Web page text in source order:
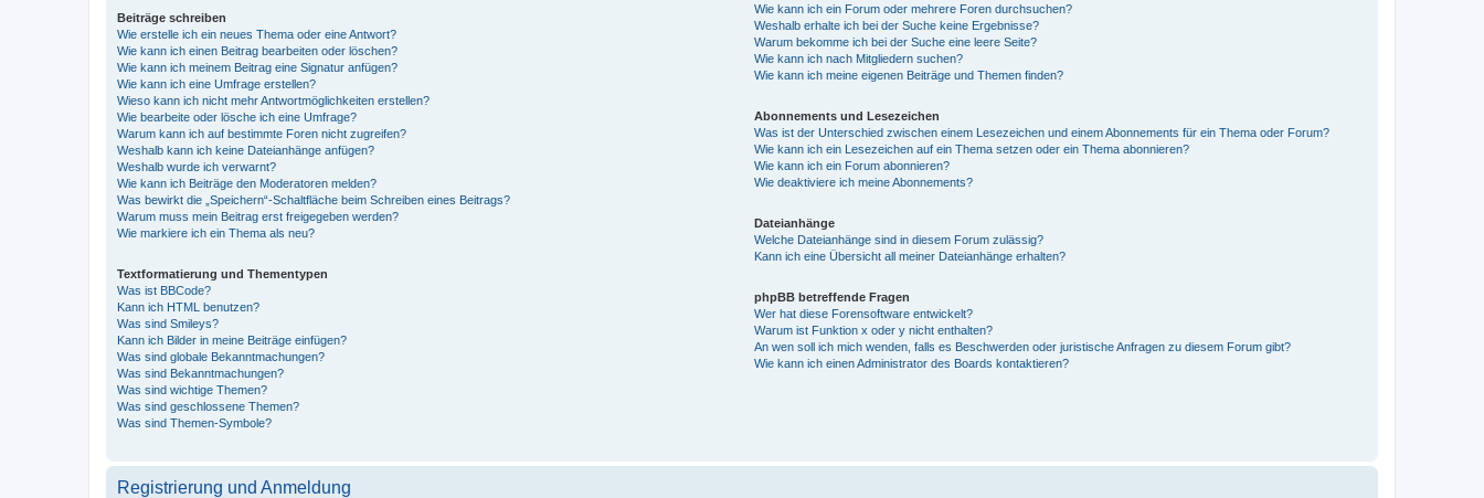
Beiträge schreiben
Wie erstelle ich ein neues Thema oder eine Antwort?
Wie kann ich einen Beitrag bearbeiten oder löschen?
Wie kann ich meinem Beitrag eine Signatur anfügen?
Wie kann ich eine Umfrage erstellen?
Wieso kann ich nicht mehr Antwortmöglichkeiten erstellen?
Wie bearbeite oder lösche ich eine Umfrage?
Warum kann ich auf bestimmte Foren nicht zugreifen?
Weshalb kann ich keine Dateianhänge anfügen?
Weshalb wurde ich verwarnt?
Wie kann ich Beiträge den Moderatoren melden?
Was bewirkt die „Speichern“-Schaltfläche beim Schreiben eines Beitrags?
Warum muss mein Beitrag erst freigegeben werden?
Wie markiere ich ein Thema als neu?
Textformatierung und Thementypen
Was ist BBCode?
Kann ich HTML benutzen?
Was sind Smileys?
Kann ich Bilder in meine Beiträge einfügen?
Was sind globale Bekanntmachungen?
Was sind Bekanntmachungen?
Was sind wichtige Themen?
Was sind geschlossene Themen?
Was sind Themen-Symbole?
Wie kann ich ein Forum oder mehrere Foren durchsuchen?
Weshalb erhalte ich bei der Suche keine Ergebnisse?
Warum bekomme ich bei der Suche eine leere Seite?
Wie kann ich nach Mitgliedern suchen?
Wie kann ich meine eigenen Beiträge und Themen finden?
Abonnements und Lesezeichen
Was ist der Unterschied zwischen einem Lesezeichen und einem Abonnements für ein Thema oder Forum?
Wie kann ich ein Lesezeichen auf ein Thema setzen oder ein Thema abonnieren?
Wie kann ich ein Forum abonnieren?
Wie deaktiviere ich meine Abonnements?
Dateianhänge
Welche Dateianhänge sind in diesem Forum zulässig?
Kann ich eine Übersicht all meiner Dateianhänge erhalten?
phpBB betreffende Fragen
Wer hat diese Forensoftware entwickelt?
Warum ist Funktion x oder y nicht enthalten?
An wen soll ich mich wenden, falls es Beschwerden oder juristische Anfragen zu diesem Forum gibt?
Wie kann ich einen Administrator des Boards kontaktieren?
Registrierung und Anmeldung